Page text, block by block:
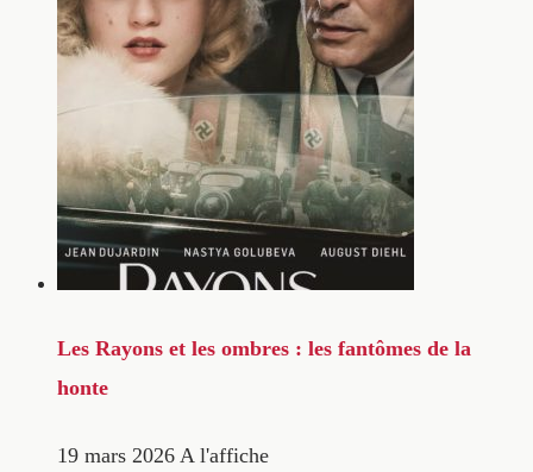
Les Rayons et les ombres : les fantômes de la
honte
19 mars 2026 A l'affiche